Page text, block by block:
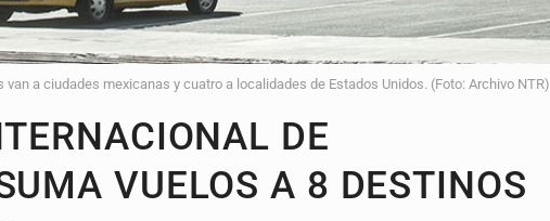
van a ciudades mexicanas y cuatro a localidades de Estados Unidos. (Foto: Archivo NTR)
DE
VUELOS A 8 DESTINOS